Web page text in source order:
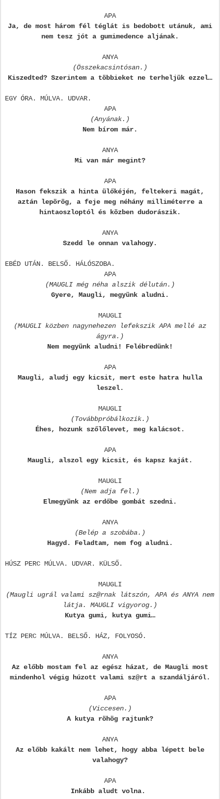
APA
Ja, de most három fél téglát is bedobott utánuk, ami
nem tesz jót a gumimedence aljának.
ANYA
(Összekacsintósan.)
Kiszedted? Szerintem a többieket ne terheljük ezzel…
EGY ÓRA. MÚLVA. UDVAR.
APA
(Anyának.)
Nem bírom már.
ANYA
Mi van már megint?
APA
Hason fekszik a hinta ülőkéjén, feltekeri magát,
aztán lepörög, a feje meg néhány milliméterre a
hintaoszloptól és közben dudorászik.
ANYA
Szedd le onnan valahogy.
EBÉD UTÁN. BELSŐ. HÁLÓSZOBA.
APA
(MAUGLI még néha alszik délután.)
Gyere, Maugli, megyünk aludni.
MAUGLI
(MAUGLI közben nagynehezen lefekszik APA mellé az
ágyra.)
Nem megyünk aludni! Felébredünk!
APA
Maugli, aludj egy kicsit, mert este hatra hulla
leszel.
MAUGLI
(Továbbpróbálkozik.)
Éhes, hozunk szőlőlevet, meg kalácsot.
APA
Maugli, alszol egy kicsit, és kapsz kaját.
MAUGLI
(Nem adja fel.)
Elmegyünk az erdőbe gombát szedni.
ANYA
(Belép a szobába.)
Hagyd. Feladtam, nem fog aludni.
HÚSZ PERC MÚLVA. UDVAR. KÜLSŐ.
MAUGLI
(Maugli ugrál valami sz@rnak látszón, APA és ANYA nem
látja. MAUGLI vigyorog.)
Kutya gumi, kutya gumi…
TÍZ PERC MÚLVA. BELSŐ. HÁZ, FOLYOSÓ.
ANYA
Az előbb mostam fel az egész házat, de Maugli most
mindenhol végig húzott valami sz@rt a szandáljáról.
APA
(Viccesen.)
A kutya röhög rajtunk?
ANYA
Az előbb kakált nem lehet, hogy abba lépett bele
valahogy?
APA
Inkább aludt volna.